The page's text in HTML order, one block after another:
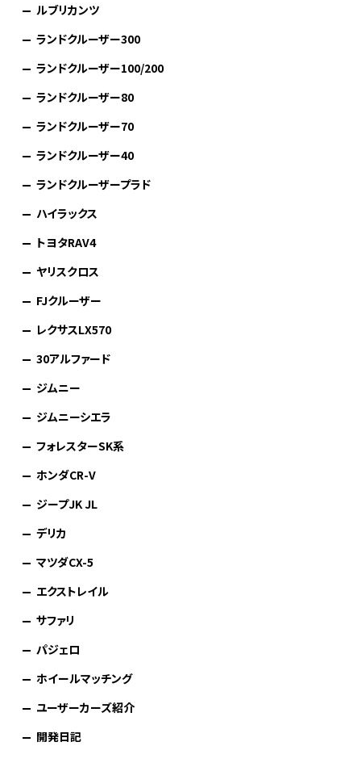
ルブリカンツ
ランドクルーザー300
ランドクルーザー100/200
ランドクルーザー80
ランドクルーザー70
ランドクルーザー40
ランドクルーザープラド
ハイラックス
トヨタRAV4
ヤリスクロス
FJクルーザー
レクサスLX570
30アルファード
ジムニー
ジムニーシエラ
フォレスターSK系
ホンダCR-V
ジープJK JL
デリカ
マツダCX-5
エクストレイル
サファリ
パジェロ
ホイールマッチング
ユーザーカーズ紹介
開発日記